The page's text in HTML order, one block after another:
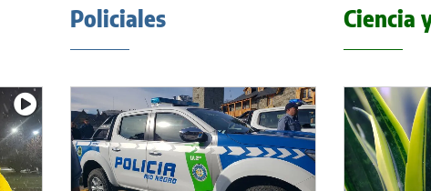
Policiales Ciencia